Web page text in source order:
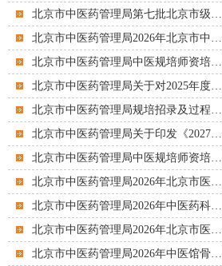
北京市中医药管理局第七批北京市级师承拜师宣传活动遴选结果公告
北京市中医药管理局2026年北京市中医药监督类项目遴选公告
北京市中医药管理局中医规培师资培训项目遴选公告
北京市中医药管理局关于对2025年度立项的北京市中医药科技发展资金项目开展中期检...
北京市中医药管理局规培招录及过程管理项目遴选结果公告
北京市中医药管理局关于印发《2027年北京市中医药科技发展资金项目申报指南》的通知
北京市中医药管理局中医规培师资培训项目遴选公告
北京市中医药管理局2026年北京市医疗机构委托中药饮片代煎服务管理项目第二次遴选公告
北京市中医药管理局2026年中医药科研国际合作项目遴选结果公告
北京市中医药管理局2026年北京市医疗机构委托中药饮片代煎服务管理项目遴选公告
北京市中医药管理局2026年中医馆骨干人才培训项目遴选结果公告